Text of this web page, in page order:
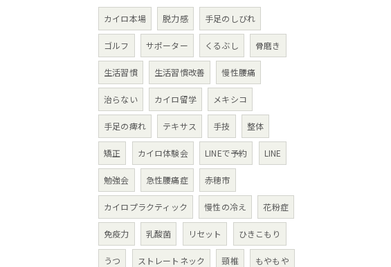
カイロ本場 脱力感 手足のしびれ
ゴルフ サポーター くるぶし 骨磨き
生活習慣 生活習慣改善 慢性腰痛
治らない カイロ留学 メキシコ
手足の痺れ テキサス 手技 整体
矯正 カイロ体験会 LINEで予約 LINE
勉強会 急性腰痛症 赤穂市
カイロプラクティック 慢性の冷え 花粉症
免疫力 乳酸菌 リセット ひきこもり
うつ ストレートネック 頸椎 もやもや